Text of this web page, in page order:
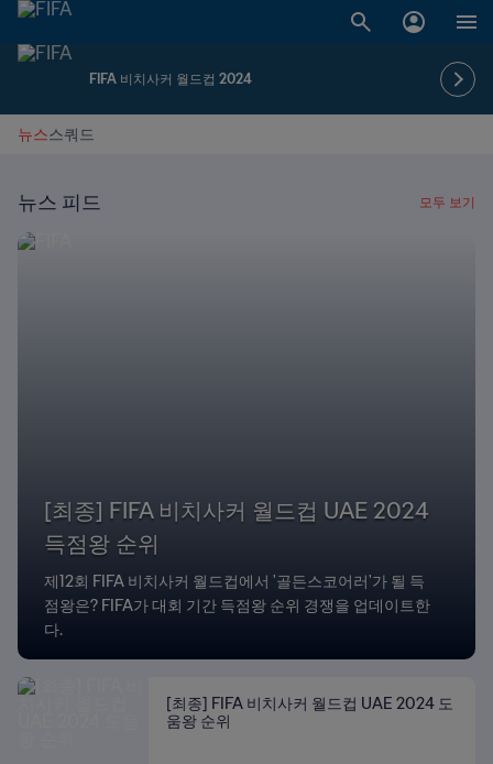
FIFA 비치사커 월드컵 2024
뉴스스쿼드
뉴스 피드 모두 보기
[최종] FIFA 비치사커 월드컵 UAE 2024
득점왕 순위
제12회 FIFA 비치사커 월드컵에서 '골든스코어러'가 될 득
점왕은? FIFA가 대회 기간 득점왕 순위 경쟁을 업데이트한
다.
[최종] FIFA 비치사커 월드컵 UAE 2024 도
움왕 순위